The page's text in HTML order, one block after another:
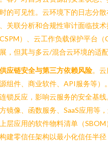
的可见性。云环境下的日志分
关联分析和合规性审计面临技
）、云工作负载保护平台
，但其与多云/混合云环境的适配
供应链安全与第三方依赖风险。
组件、商业软件、API服务等
锁反应，影响云服务的安全基
镜像、函数服务、SaaS应用等
层应用的软件物料清单（
建零信任架构以最小化信任半